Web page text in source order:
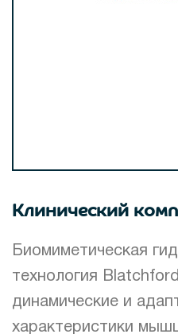
Клинический
Биомиметическая
технология
динамические и
характеристики